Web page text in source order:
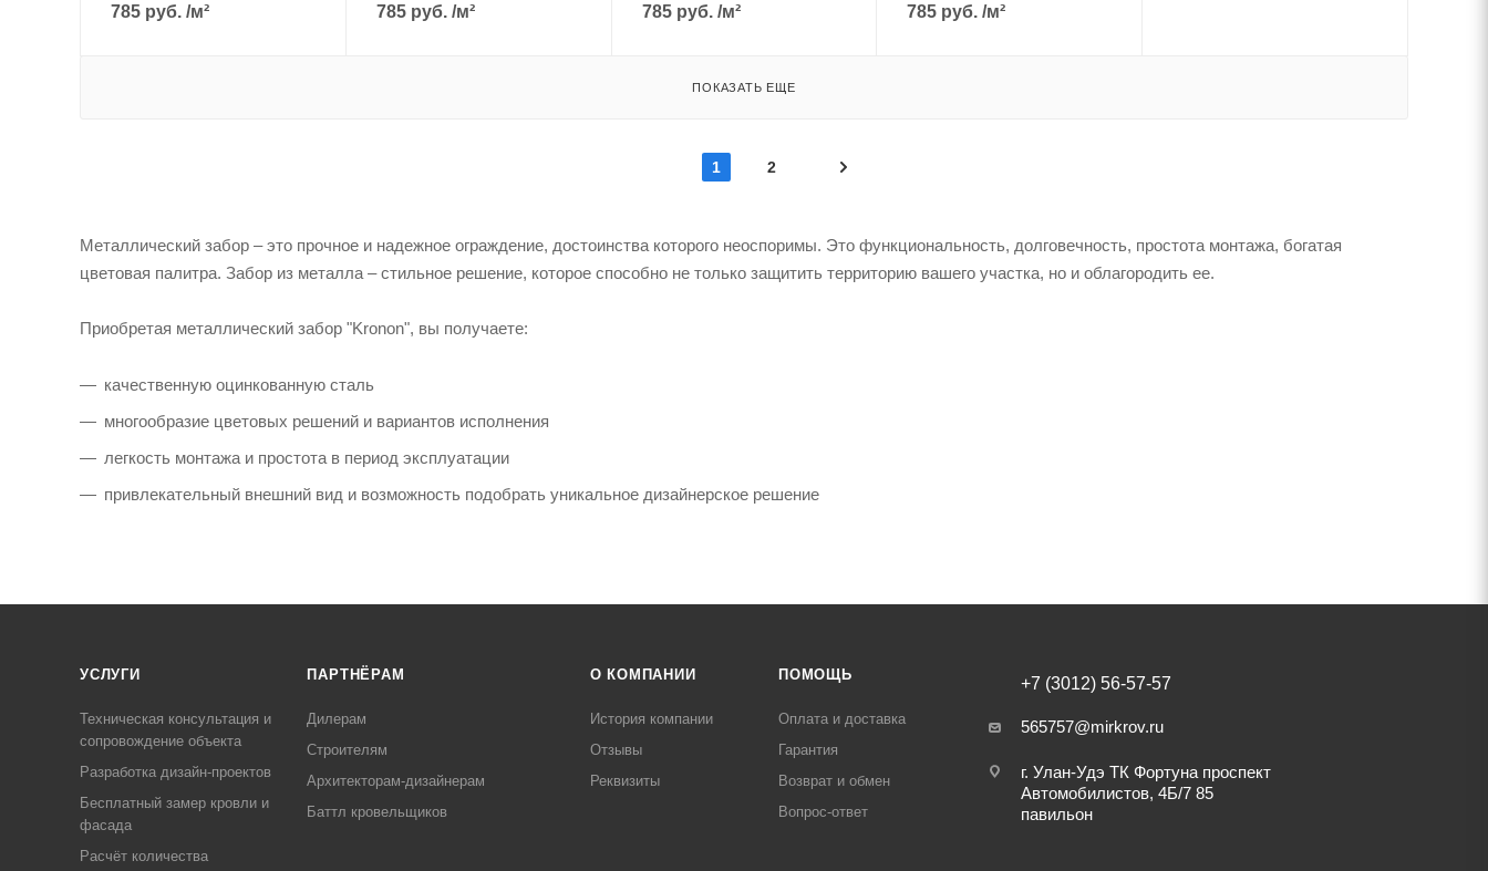
785 руб. /м² 785руб. /м² 785руб. /м² 785 руб. /м²
ПОКАЗАТЬ ЕЩЕ
1 2
Металлический забор – это прочное и надежное ограждение, достоинства которого неоспоримы. Это функциональность, долговечность, простота монтажа, богатая
цветовая палитра. Забор из металла – стильное решение, которое способно не только защитить территорию вашего участка, но и облагородить ее.
Приобретая металлический забор "Kronon", вы получаете:
качественную оцинкованную сталь
многообразие цветовых решений и вариантов исполнения
легкость монтажа и простота в период эксплуатации
привлекательный внешний вид и возможность подобрать уникальное дизайнерское решение
УСЛУГИ
Техническая консультация и
сопровождение объекта
Разработка дизайн-проектов
Бесплатный замер кровли и
фасада
Расчёт количества
ПАРТНЁРАМ
Дилерам
Строителям
Архитекторам-дизайнерам
Баттл кровельщиков
О КОМПАНИИ
История компании
Отзывы
Реквизиты
ПОМОЩЬ
Оплата и доставка
Гарантия
Возврат и обмен
Вопрос-ответ
+7 (3012) 56-57-57
565757@mirkrov.ru
г. Улан-Удэ ​ТК Фортуна​ проспект
Автомобилистов, 4Б/7 ​85
павильон